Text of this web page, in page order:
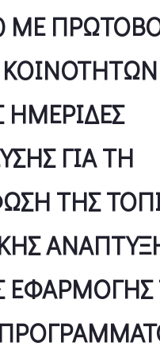
ΜΕ
ΗΜΕΡΙΔΕΣ
ΓΙΑ ΤΗ
ΤΗΣ
ΕΦΑΡΜΟΓΗΣ